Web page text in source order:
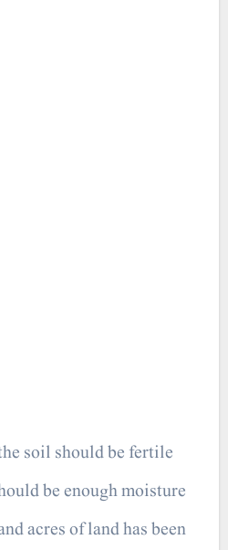
soil should be fertile
be enough moisture
acres of land has been